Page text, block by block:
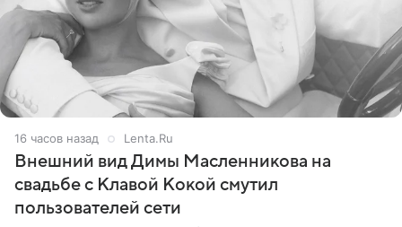
16 часов назад Lenta.Ru
Внешний вид Димы Масленникова на
свадьбе с Клавой Кокой смутил
пользователей сети